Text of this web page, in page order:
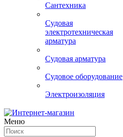
Сантехника
Судовая
электротехническая
арматура
Судовая арматура
Судовое оборудование
Электроизоляция
Меню